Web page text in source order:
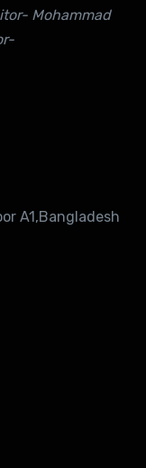
Mohammad
A1,Bangladesh